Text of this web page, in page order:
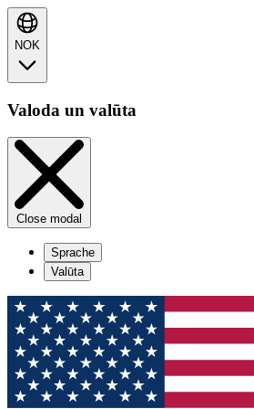
NOK
Valoda un valūta
Close modal
Sprache
Valūta